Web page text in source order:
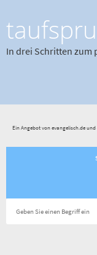
In drei Schritten zum
Ein Angebot von evangelisch.de